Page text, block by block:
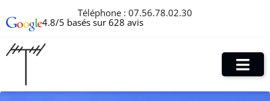
Téléphone : 07.56.78.02.30
4.8/5 basés sur 628 avis